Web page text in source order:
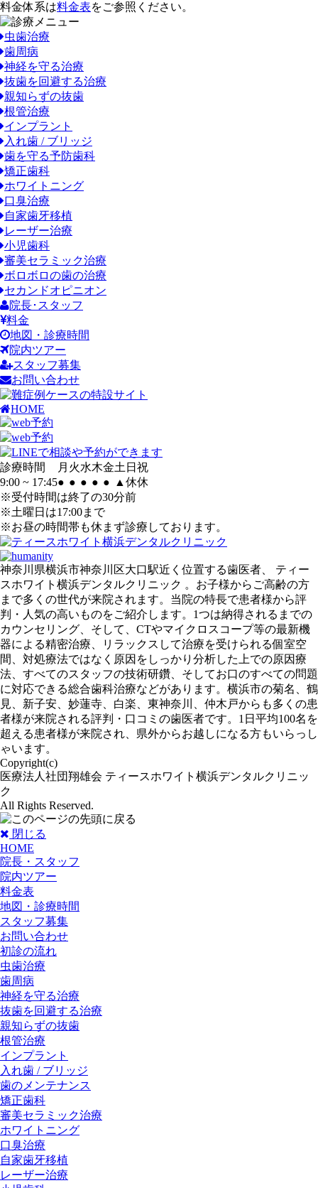
料金体系は料金表をご参照ください。
虫歯治療
歯周病
神経を守る治療
抜歯を回避する治療
親知らずの抜歯
根管治療
インプラント
入れ歯 / ブリッジ
歯を守る予防歯科
矯正歯科
ホワイトニング
口臭治療
自家歯牙移植
レーザー治療
小児歯科
審美セラミック治療
ボロボロの歯の治療
セカンドオピニオン
院長･スタッフ
料金
地図・診療時間
院内ツアー
スタッフ募集
お問い合わせ
HOME
診療時間 月 火水木金土 日 祝
9:00 ~ 17:45● ● ● ● ● ▲ 休休
※受付時間は終了の30分前
※土曜日は17:00まで
※お昼の時間帯も休まず診療しております。
神奈川県横浜市神奈川区大口駅近く位置する歯医者、 ティー
スホワイト横浜デンタルクリニック 。お子様からご高齢の方
まで多くの世代が来院されます。当院の特長で患者様から評
判・人気の高いものをご紹介します。1つは納得されるまでの
カウンセリング、そして、CTやマイクロスコープ等の最新機
器による精密治療、リラックスして治療を受けられる個室空
間、対処療法ではなく原因をしっかり分析した上での原因療
法、すべてのスタッフの技術研鑽、そしてお口のすべての問題
に対応できる総合歯科治療などがあります。横浜市の菊名、鶴
見、新子安、妙蓮寺、白楽、東神奈川、仲木戸からも多くの患
者様が来院される評判・口コミの歯医者です。1日平均100名を
超える患者様が来院され、県外からお越しになる方もいらっし
ゃいます。
Copyright(c)
医療法人社団翔雄会 ティースホワイト横浜デンタルクリニッ
ク
All Rights Reserved.
閉じる
HOME
院長・スタッフ
院内ツアー
料金表
地図・診療時間
スタッフ募集
お問い合わせ
初診の流れ
虫歯治療
歯周病
神経を守る治療
抜歯を回避する治療
親知らずの抜歯
根管治療
インプラント
入れ歯 / ブリッジ
歯のメンテナンス
矯正歯科
審美セラミック治療
ホワイトニング
口臭治療
自家歯牙移植
レーザー治療